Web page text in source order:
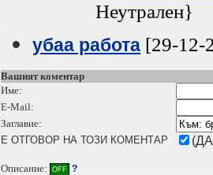
Неутрален}
убаа работа [29-12-
Вашият коментар
Име:
E-Mail:
Заглавие:
Е ОТГОВОР НА ТОЗИ КОМЕНТАР
Описание: OFF ?